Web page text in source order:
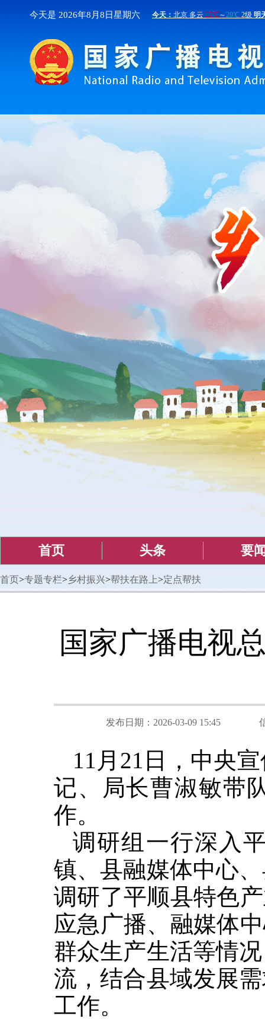
今天是 2026年8月 8日星期六
首页 头条 要
首页>专题专栏>乡村振兴>帮扶在路上>定点帮扶
国家广播电视
发布日期：2026-03-09 15:45
11月21日，中央
记、局长曹淑敏带
作。
调研组一行深入
镇、县融媒体中心
调研了平顺县特色
应急广播、融媒体
群众生产生活等情
流，结合县域发展
工作。